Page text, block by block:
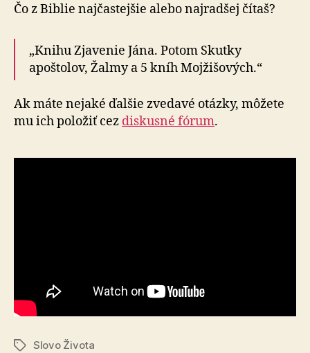
Čo z Biblie najčastejšie alebo najradšej čítaš?
„Knihu Zjavenie Jána. Potom Skutky
apoštolov, Žalmy a 5 kníh Mojžišových.“
Ak máte nejaké ďalšie zvedavé otázky, môžete
mu ich položiť cez diskusné fórum.
ZnačkySlovo Života